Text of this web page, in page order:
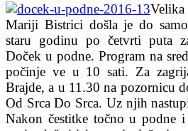
Velika
Mariji Bistrici došla je do
staru godinu po četvrti puta
Doček u podne. Program na
počinje ve u 10 sati. Za
Brajde, a u 11.30 na pozornicu
Od Srca Do Srca. Uz njih
Nakon čestitke točno u podne